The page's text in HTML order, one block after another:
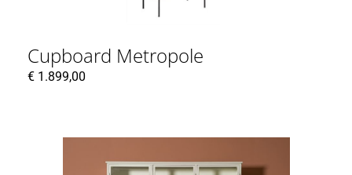
Cupboard Metropole
€ 1.899,00